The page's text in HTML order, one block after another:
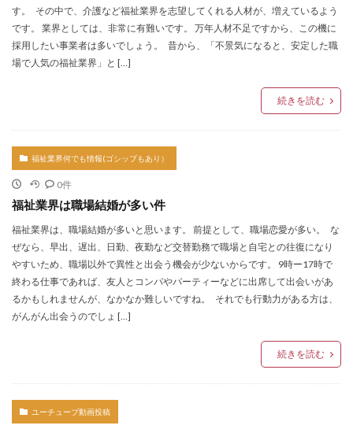
す。 その中で、介護など福祉業界を志望してくれる人材が、増えているよう
です。 業界としては、非常に有難いです。 万年人材不足ですから、この機に
採用したい事業者は多いでしょう。 昔から、「不景気になると、安定した職
場で人気の福祉業界」と […]
続きを読む
福祉業界何でも情報(ゴシップもあり）
0件
福祉業界は職場結婚が多い件
福祉業界は、職場結婚が多いと思います。 前提として、職場恋愛が多い。 な
ぜなら、早出、遅出、日勤、夜勤など交替勤務で職場と自宅との往復になり
やすいため、職場以外で異性と出会う機会が少ないからです。 9時ー17時で
終わる仕事であれば、友人とコンパやパーティーなどに出席して出会いがあ
るかもしれませんが、なかなか難しいですね。 それでも行動力がある方は、
がんがん出会うのでしょ […]
続きを読む
ユーチューブ動画投稿